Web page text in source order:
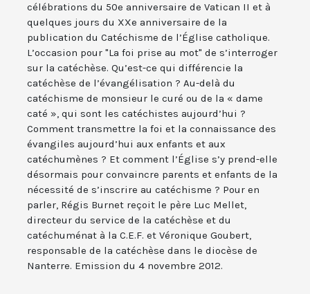
célébrations du 50e anniversaire de Vatican II et à
quelques jours du XXe anniversaire de la
publication du Catéchisme de l’Église catholique.
L’occasion pour "La foi prise au mot" de s’interroger
sur la catéchèse. Qu’est-ce qui différencie la
catéchèse de l’évangélisation ? Au-delà du
catéchisme de monsieur le curé ou de la « dame
caté », qui sont les catéchistes aujourd’hui ?
Comment transmettre la foi et la connaissance des
évangiles aujourd’hui aux enfants et aux
catéchumènes ? Et comment l’Église s’y prend-elle
désormais pour convaincre parents et enfants de la
nécessité de s’inscrire au catéchisme ? Pour en
parler, Régis Burnet reçoit le père Luc Mellet,
directeur du service de la catéchèse et du
catéchuménat à la C.E.F. et Véronique Goubert,
responsable de la catéchèse dans le diocèse de
Nanterre. Emission du 4 novembre 2012.